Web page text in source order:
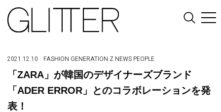
2021.12.10 FASHION GENERATION Z NEWS PEOPLE
「ZARA」が韓国のデザイナーズブランド
「ADER ERROR」とのコラボレーションを発
表！